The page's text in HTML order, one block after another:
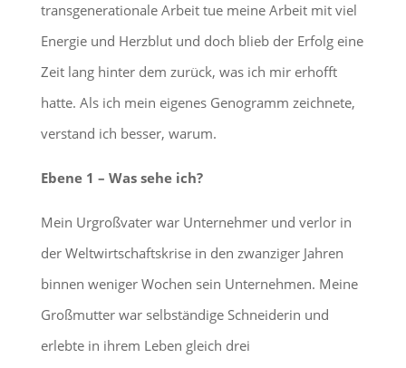
transgenerationale Arbeit tue meine Arbeit mit viel
Energie und Herzblut und doch blieb der Erfolg eine
Zeit lang hinter dem zurück, was ich mir erhofft
hatte. Als ich mein eigenes Genogramm zeichnete,
verstand ich besser, warum.
Ebene 1 – Was sehe ich?
Mein Urgroßvater war Unternehmer und verlor in
der Weltwirtschaftskrise in den zwanziger Jahren
binnen weniger Wochen sein Unternehmen. Meine
Großmutter war selbständige Schneiderin und
erlebte in ihrem Leben gleich drei